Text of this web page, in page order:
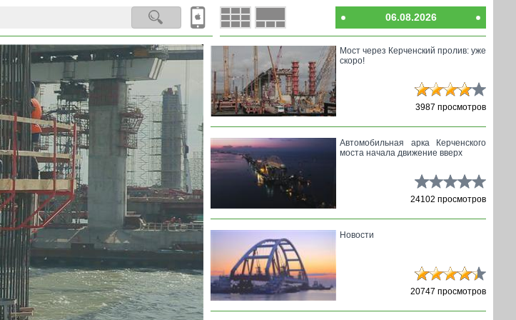
06.08.2026
Мост через Керченский пролив: уже
скоро!
3987 просмотров
Автомобильная арка Керченского
моста начала движение вверх
24102 просмотров
Новости
20747 просмотров